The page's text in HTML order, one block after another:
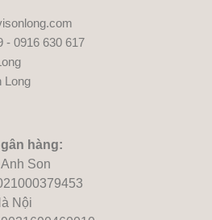
- 0916 630 617
Long
hàng:
Son
Nội